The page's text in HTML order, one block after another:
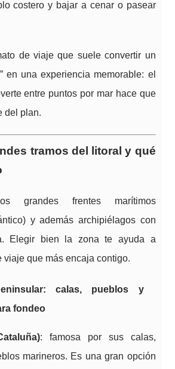
costero y bajar a cenar o pasear
de viaje que suele convertir un
en una experiencia memorable: el
entre puntos por mar hace que
del plan.
tramos del litoral y qué
grandes frentes marítimos
y además archipiélagos con
Elegir bien la zona te ayuda a
viaje que más encaja contigo.
calas, pueblos y
fondeo
: famosa por sus calas,
marineros. Es una gran opción